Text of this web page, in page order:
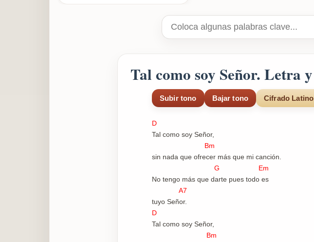
Tal como soy Señor. Letra
Subir tono Bajar tono Cifrado Latino
D
Tal como soy Señor,
Bm
sin nada que ofrecer más que mi canción.
G Em
No tengo más que darte pues todo es
A7
tuyo Señor.
D
Tal como soy Señor,
Bm